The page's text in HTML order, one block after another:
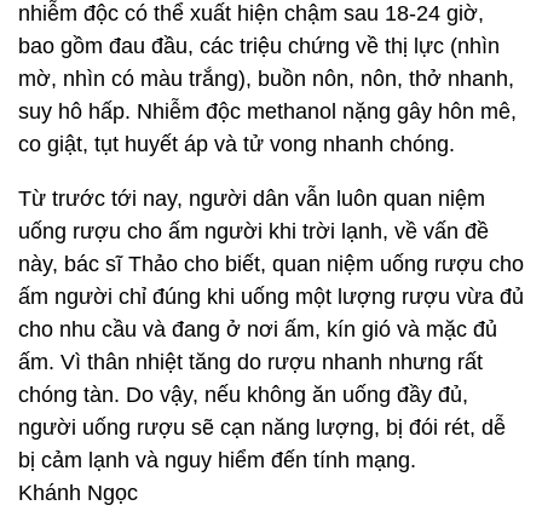
nhiễm độc có thể xuất hiện chậm sau 18-24 giờ,
bao gồm đau đầu, các triệu chứng về thị lực (nhìn
mờ, nhìn có màu trắng), buồn nôn, nôn, thở nhanh,
suy hô hấp. Nhiễm độc methanol nặng gây hôn mê,
co giật, tụt huyết áp và tử vong nhanh chóng.
Từ trước tới nay, người dân vẫn luôn quan niệm
uống rượu cho ấm người khi trời lạnh, về vấn đề
này, bác sĩ Thảo cho biết, quan niệm uống rượu cho
ấm người chỉ đúng khi uống một lượng rượu vừa đủ
cho nhu cầu và đang ở nơi ấm, kín gió và mặc đủ
ấm. Vì thân nhiệt tăng do rượu nhanh nhưng rất
chóng tàn. Do vậy, nếu không ăn uống đầy đủ,
người uống rượu sẽ cạn năng lượng, bị đói rét, dễ
bị cảm lạnh và nguy hiểm đến tính mạng.
Khánh Ngọc